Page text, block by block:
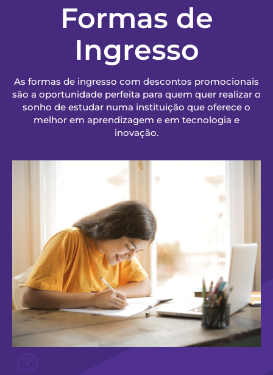
Formas de
Ingresso
As formas de ingresso com descontos promocionais
são a oportunidade perfeita para quem quer realizar o
sonho de estudar numa instituição que oferece o
melhor em aprendizagem e em tecnologia e
inovação.